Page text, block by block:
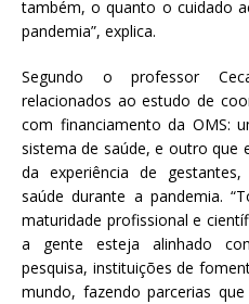
também, o quanto o cuidado
pandemia”, explica.
Segundo o professor
relacionados ao estudo de
com financiamento da OMS:
sistema de saúde, e outro que
da experiência de
saúde durante a pandemia.
maturidade profissional e
a gente esteja alinhado
pesquisa, instituições de
mundo, fazendo parcerias